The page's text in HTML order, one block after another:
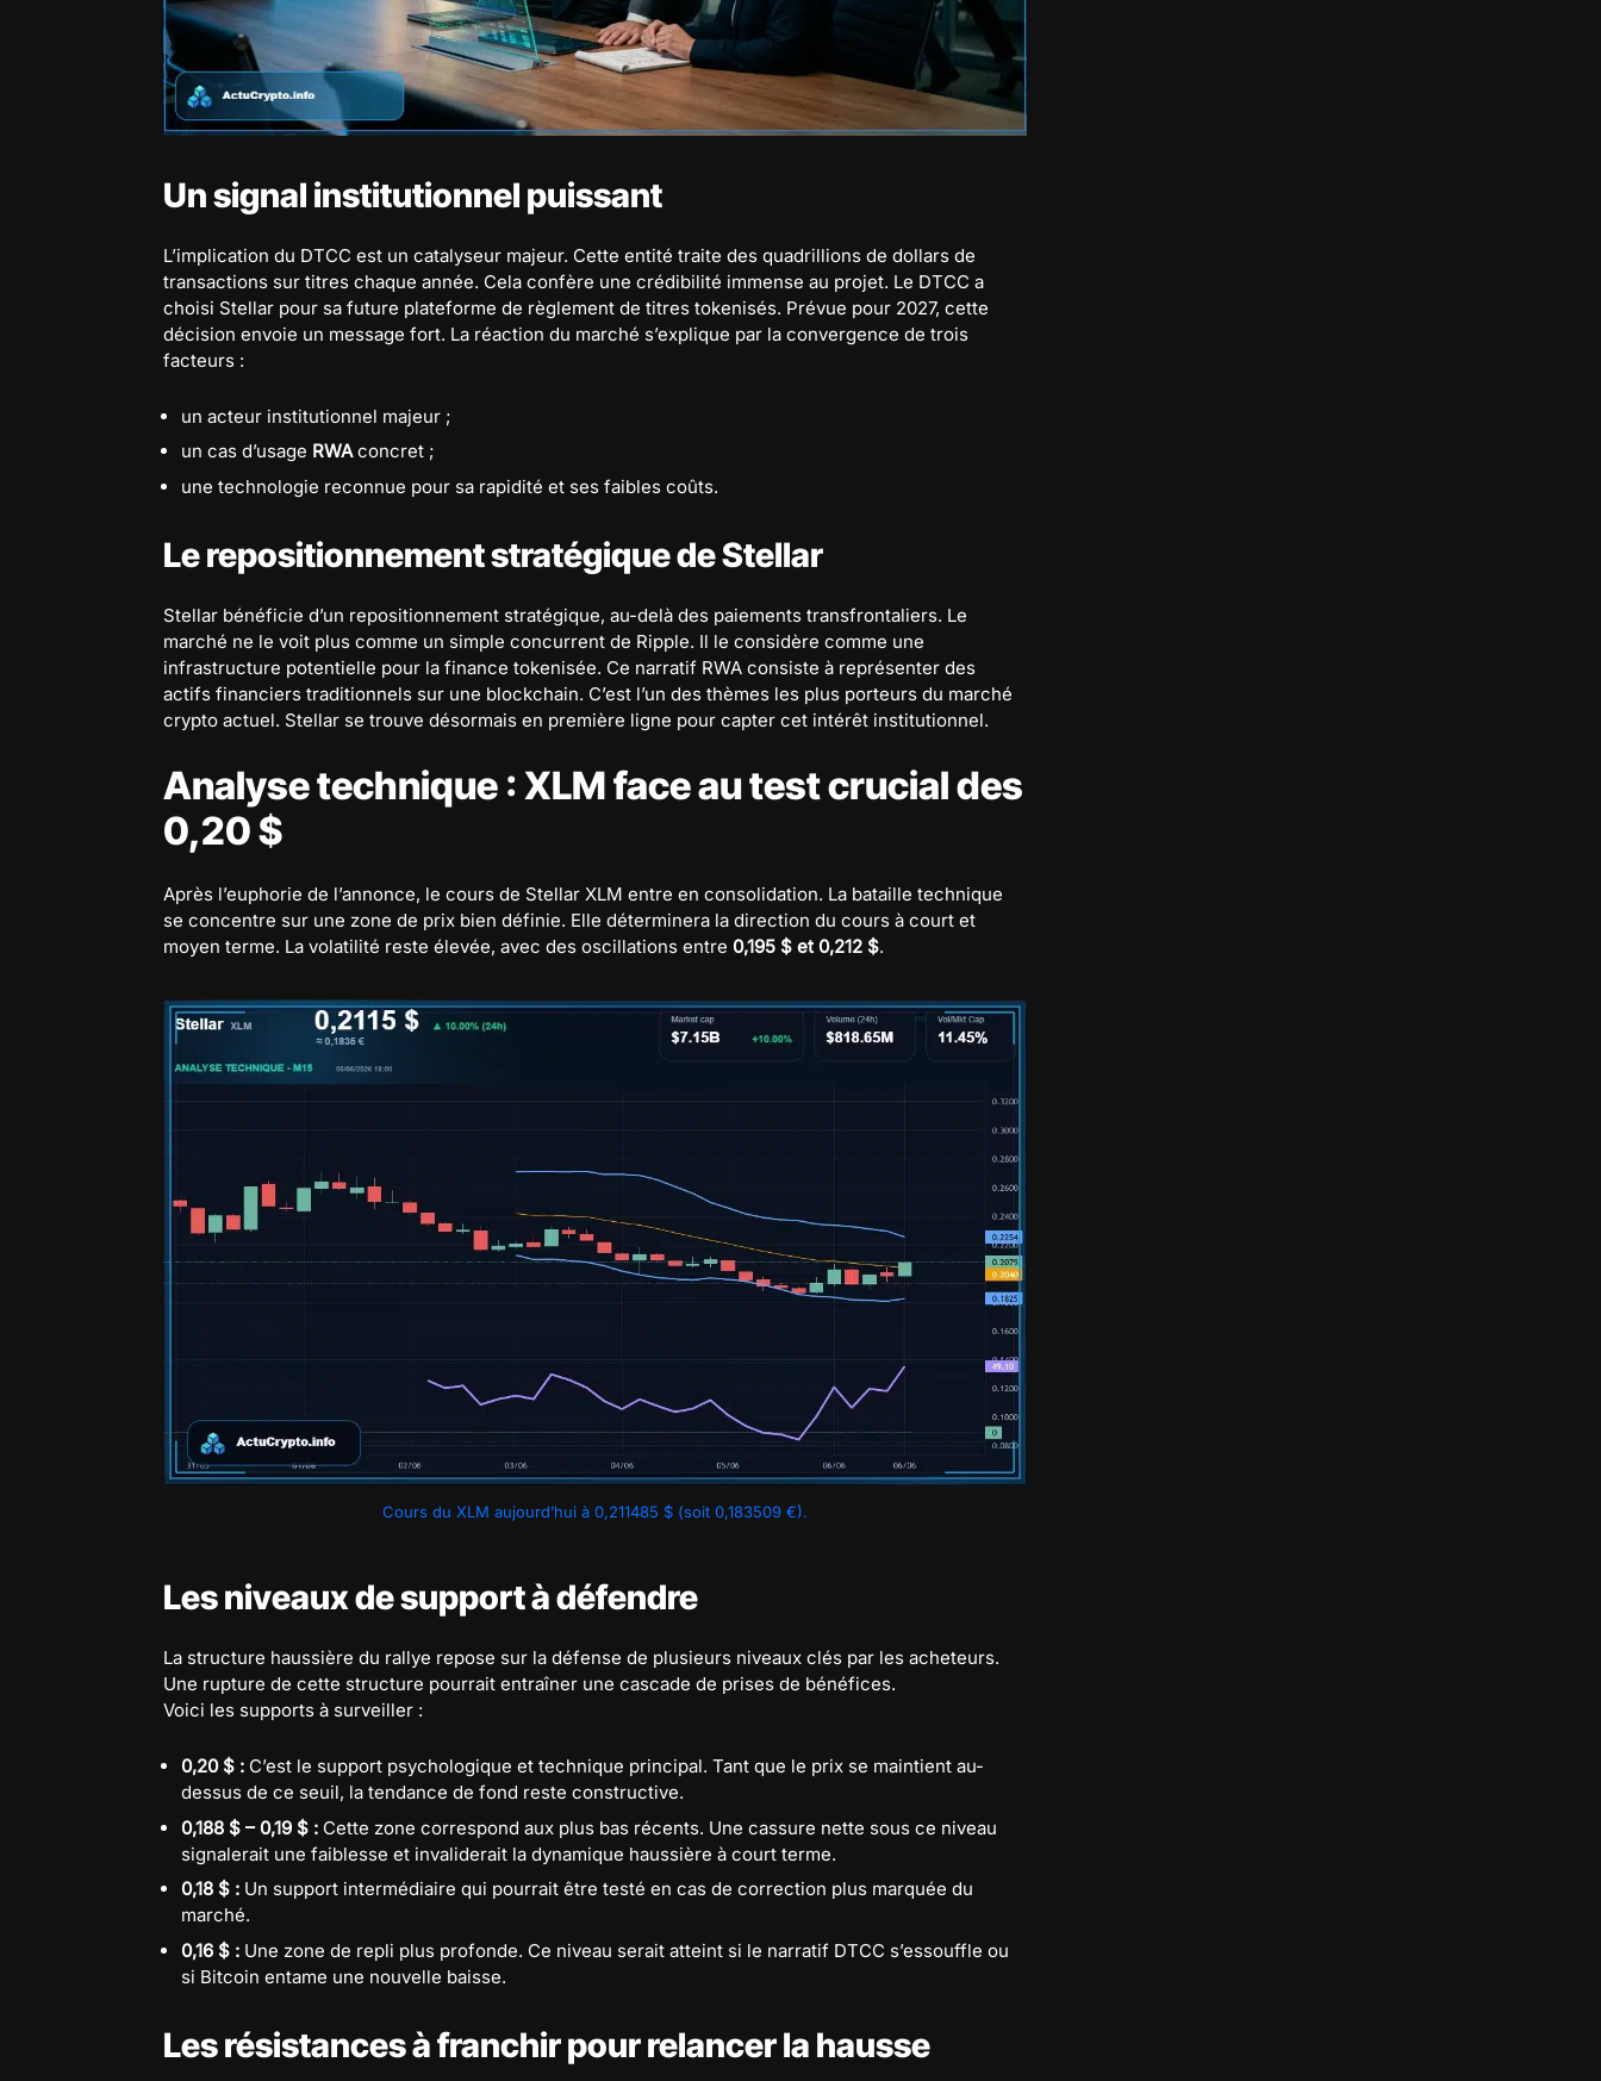
Un signal institutionnel puissant
L’implication du DTCC est un catalyseur majeur. Cette entité traite des quadrillions de dollars de
transactions sur titres chaque année. Cela confère une crédibilité immense au projet. Le DTCC a
choisi Stellar pour sa future plateforme de règlement de titres tokenisés. Prévue pour 2027, cette
décision envoie un message fort. La réaction du marché s’explique par la convergence de trois
facteurs :
un acteur institutionnel majeur ;
un cas d’usage RWAconcret ;
une technologie reconnue pour sa rapidité et ses faibles coûts.
Le repositionnement stratégique de Stellar
Stellar bénéficie d’un repositionnement stratégique, au-delà des paiements transfrontaliers. Le
marché ne le voit plus comme un simple concurrent de Ripple. Il le considère comme une
infrastructure potentielle pour la finance tokenisée. Ce narratif RWA consiste à représenter des
actifs financiers traditionnels sur une blockchain. C’est l’un des thèmes les plus porteurs du marché
crypto actuel. Stellar se trouve désormais en première ligne pour capter cet intérêt institutionnel.
Analyse technique : XLM face au test crucial des
0,20 $
Après l’euphorie de l’annonce, le cours de Stellar XLM entre en consolidation. La bataille technique
se concentre sur une zone de prix bien définie. Elle déterminera la direction du cours à court et
moyen terme. La volatilité reste élevée, avec des oscillations entre 0,195 $ et 0,212 $.
Cours du XLM aujourd’hui à 0,211485 $ (soit 0,183509 €).
Les niveaux de support à défendre
La structure haussière du rallye repose sur la défense de plusieurs niveaux clés par les acheteurs.
Une rupture de cette structure pourrait entraîner une cascade de prises de bénéfices.
Voici les supports à surveiller :
0,20 $ : C’est le support psychologique et technique principal. Tant que le prix se maintient au-
dessus de ce seuil, la tendance de fond reste constructive.
0,188 $ – 0,19 $ : Cette zone correspond aux plus bas récents. Une cassure nette sous ce niveau
signalerait une faiblesse et invaliderait la dynamique haussière à court terme.
0,18 $ : Un support intermédiaire qui pourrait être testé en cas de correction plus marquée du
marché.
0,16 $ : Une zone de repli plus profonde. Ce niveau serait atteint si le narratif DTCC s’essouffle ou
si Bitcoin entame une nouvelle baisse.
Les résistances à franchir pour relancer la hausse